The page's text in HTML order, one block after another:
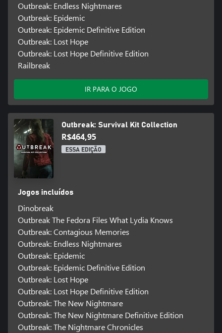
Outbreak: Endless Nightmares
Outbreak: Epidemic
Outbreak: Epidemic Definitive Edition
Outbreak: Lost Hope
Outbreak: Lost Hope Definitive Edition
Railbreak
IR PARA O JOGO
Outbreak: Survival Kit Collection
R$464,95
ESSA EDIÇÃO
Jogos incluídos
Dinobreak
Outbreak The Fedora Files What Lydia Knows
Outbreak: Contagious Memories
Outbreak: Endless Nightmares
Outbreak: Epidemic
Outbreak: Epidemic Definitive Edition
Outbreak: Lost Hope
Outbreak: Lost Hope Definitive Edition
Outbreak: The New Nightmare
Outbreak: The New Nightmare Definitive Edition
Outbreak: The Nightmare Chronicles